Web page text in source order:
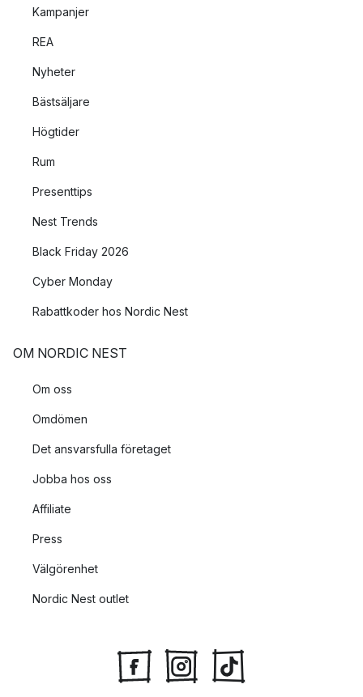
Kampanjer
REA
Nyheter
Bästsäljare
Högtider
Rum
Presenttips
Nest Trends
Black Friday 2026
Cyber Monday
Rabattkoder hos Nordic Nest
OM NORDIC NEST
Om oss
Omdömen
Det ansvarsfulla företaget
Jobba hos oss
Affiliate
Press
Välgörenhet
Nordic Nest outlet